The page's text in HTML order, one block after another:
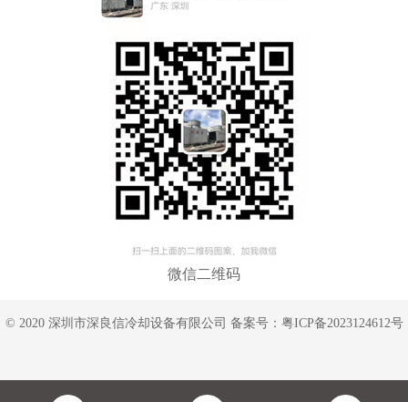
微信二维码
© 2020 深圳市深良信冷却设备有限公司 备案号： 粤ICP备2023124612号